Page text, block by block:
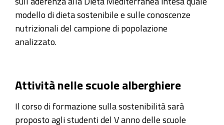
modello di dieta sostenibile e sulle conoscenze
nutrizionali del campione di popolazione
analizzato.
Attività nelle scuole alberghiere
Il corso di formazione sulla sostenibilità sarà
proposto agli studenti del V anno delle scuole